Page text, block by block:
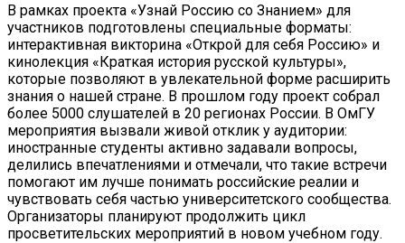
В рамках проекта «Узнай Россию со Знанием» для
участников подготовлены специальные форматы:
интерактивная викторина «Открой для себя Россию» и
кинолекция «Краткая история русской культуры»,
которые позволяют в увлекательной форме расширить
знания о нашей стране. В прошлом году проект собрал
более 5000 слушателей в 20 регионах России. В ОмГУ
мероприятия вызвали живой отклик у аудитории:
иностранные студенты активно задавали вопросы,
делились впечатлениями и отмечали, что такие встречи
помогают им лучше понимать российские реалии и
чувствовать себя частью университетского сообщества.
Организаторы планируют продолжить цикл
просветительских мероприятий в новом учебном году.